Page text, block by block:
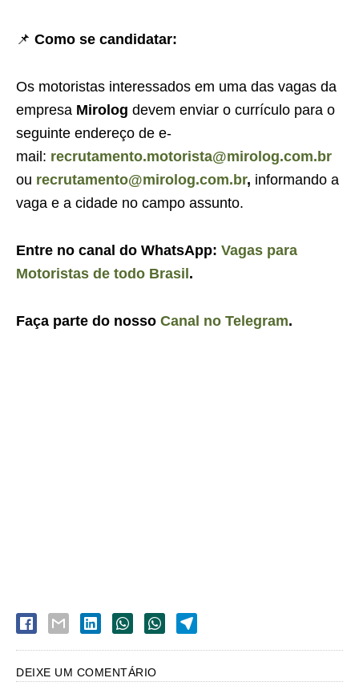
📌 Como se candidatar:
Os motoristas interessados em uma das vagas da
empresa Mirolog devem enviar o currículo para o
seguinte endereço de e-
mail: recrutamento.motorista@mirolog.com.br
ou recrutamento@mirolog.com.br, informando a
vaga e a cidade no campo assunto.
Entre no canal do WhatsApp: Vagas para
Motoristas de todo Brasil .
Faça parte do nosso Canal no Telegram.
DEIXE UM COMENTÁRIO